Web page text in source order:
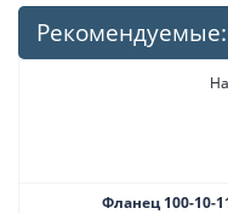
Рекомендуемые:
Фланец 100-10-